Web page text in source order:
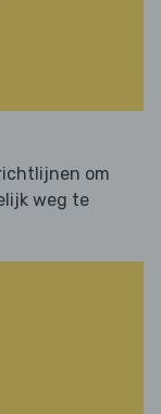
om
weg te